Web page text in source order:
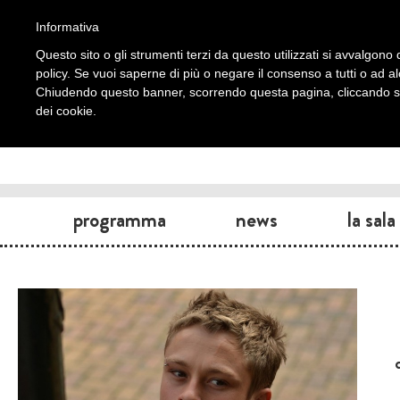
programma news la sala
Informativa
Questo sito o gli strumenti terzi da questo utilizzati si
policy. Se vuoi saperne di più o negare il consenso a tutti o ad
Chiudendo questo banner, scorrendo questa pagina, cliccando
dei cookie.